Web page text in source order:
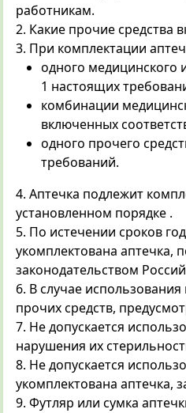
работникам.
2. Какие прочие средства
3. При комплектации
одного медицинского
1 настоящих
комбинации
включенных
одного прочего
требований.
4. Аптечка подлежит
установленном порядке .
5. По истечении сроков
укомплектована аптечка,
законодательством
6. В случае
прочих средств,
7. Не допускается
нарушения их
8. Не допускается
укомплектована аптечка,
9. Футляр или сумка